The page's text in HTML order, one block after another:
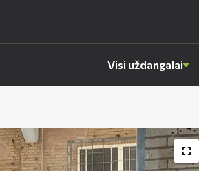
Visi uždangalai